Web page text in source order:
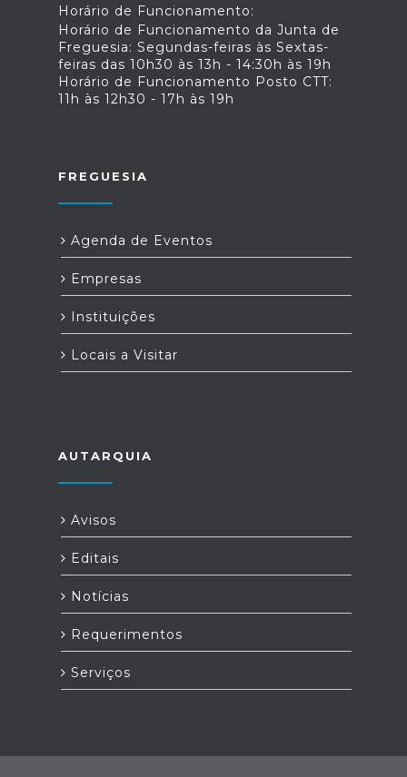
Horário de Funcionamento:
Horário de Funcionamento da Junta de
Freguesia: Segundas-feiras às Sextas-
feiras das 10h30 às 13h - 14:30h às 19h
Horário de Funcionamento Posto CTT:
11h às 12h30 - 17h às 19h
FREGUESIA
Agenda de Eventos
Empresas
Instituições
Locais a Visitar
AUTARQUIA
Avisos
Editais
Notícias
Requerimentos
Serviços